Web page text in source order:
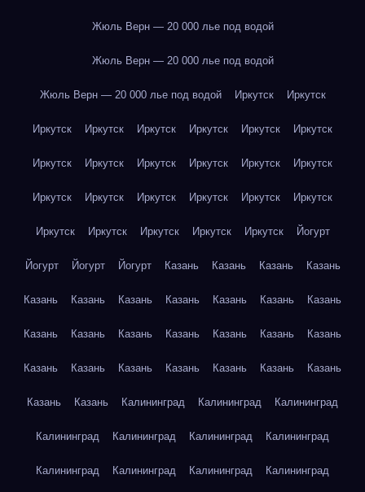
Жюль Верн — 20 000 лье под водой
Жюль Верн — 20 000 лье под водой
Жюль Верн — 20 000 лье под водой Иркутск Иркутск
Иркутск Иркутск Иркутск Иркутск Иркутск Иркутск
Иркутск Иркутск Иркутск Иркутск Иркутск Иркутск
Иркутск Иркутск Иркутск Иркутск Иркутск Иркутск
Иркутск Иркутск Иркутск Иркутск Иркутск Йогурт
Йогурт Йогурт Йогурт Казань Казань Казань Казань
Казань Казань Казань Казань Казань Казань Казань
Казань Казань Казань Казань Казань Казань Казань
Казань Казань Казань Казань Казань Казань Казань
Казань Казань Калининград Калининград Калининград
Калининград Калининград Калининград Калининград
Калининград Калининград Калининград Калининград